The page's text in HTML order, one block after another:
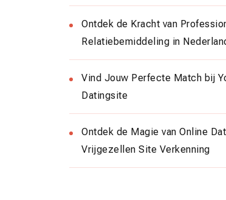
Ontdek de Kracht van
Relatiebemiddeling in
Vind Jouw Perfecte Match bij
Datingsite
Ontdek de Magie van Online
Vrijgezellen Site Verkenning